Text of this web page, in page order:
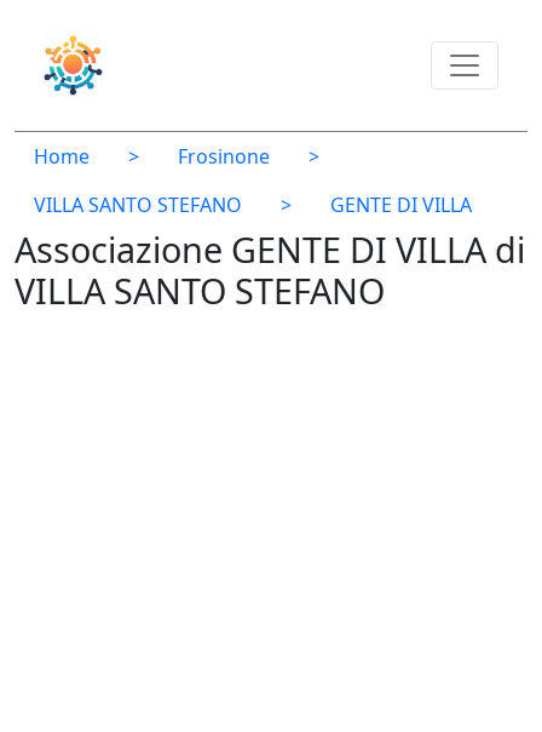
Home > Frosinone
>
VILLA SANTO STEFANO
> GENTE DI VILLA
Associazione GENTE DI VILLA di
VILLA SANTO STEFANO